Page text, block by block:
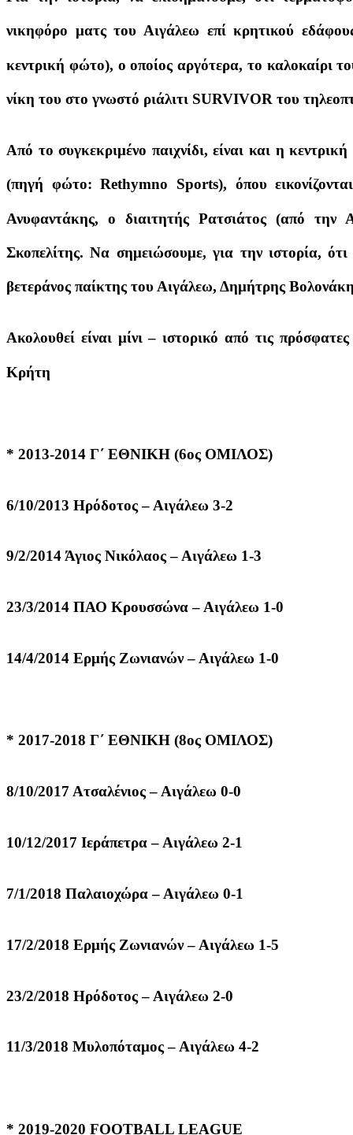
νικηφόρο ματς του Αιγάλεω επί κρητικού
κεντρική φώτο), ο οποίος αργότερα, το καλοκαίρι
νίκη του στο γνωστό ριάλιτι SURVIVOR του
Από το συγκεκριμένο παιχνίδι, είναι και η
(πηγή φώτο: Rethymno Sports), όπου
Ανυφαντάκης, ο διαιτητής Ρατσιάτος (από την
Σκοπελίτης. Να σημειώσουμε, για την ιστορία,
βετεράνος παίκτης του Αιγάλεω, Δημήτρης
Ακολουθεί είναι μίνι – ιστορικό από τις
Κρήτη
* 2013-2014 Γ΄ ΕΘΝΙΚΗ (6ος ΟΜΙΛΟΣ)
6/10/2013 Ηρόδοτος – Αιγάλεω 3-2
9/2/2014 Άγιος Νικόλαος – Αιγάλεω 1-3
23/3/2014 ΠΑΟ Κρουσσώνα – Αιγάλεω 1-0
14/4/2014 Ερμής Ζωνιανών – Αιγάλεω 1-0
* 2017-2018 Γ΄ ΕΘΝΙΚΗ (8ος ΟΜΙΛΟΣ)
8/10/2017 Ατσαλένιος – Αιγάλεω 0-0
10/12/2017 Ιεράπετρα – Αιγάλεω 2-1
7/1/2018 Παλαιοχώρα – Αιγάλεω 0-1
17/2/2018 Ερμής Ζωνιανών – Αιγάλεω 1-5
23/2/2018 Ηρόδοτος – Αιγάλεω 2-0
11/3/2018 Μυλοπόταμος – Αιγάλεω 4-2
* 2019-2020 FOOTBALL LEAGUE